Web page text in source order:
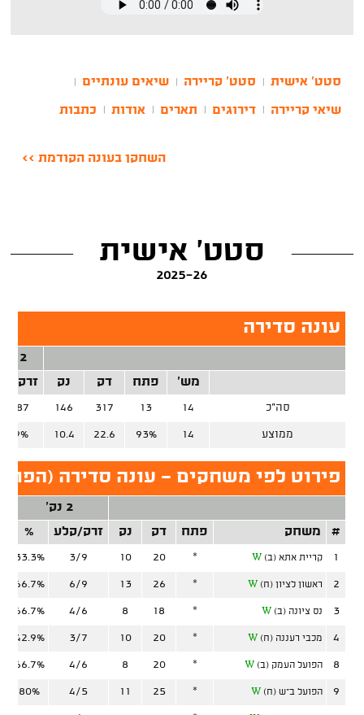
סטט' אישית סטט' קריירה שיאים עונתיים
שיאי קריירה דירוגים תארים אודות כתבות
השחקן בעונה הקודמת >>
סטט' אישית
2025-26
עונה סדירה
2 נק'
מש'
פתח דק נק זרק/
סה"כ 14
13
317
146
87
ממוצע 14
93%
22.6
10.4
פירוט לפי משחקים - עונה סדירה
2 נק'
#
משחק פתח דק נק זרק/קלע %
1 קריית אתא (ב) W
*
20
10
3/9
33.3%
2 ראשון לציון (ח) W
*
26
13
6/9
66.7%
3 נס ציונה (ב) W
*
18
8
4/6
66.7%
4 מכבי רעננה (ח) W
*
20
10
3/7
42.9%
8 הפועל העמק (ב) W
*
20
8
4/6
66.7%
9 הפועל ב"ש (ח) W
*
25
11
4/5
80%